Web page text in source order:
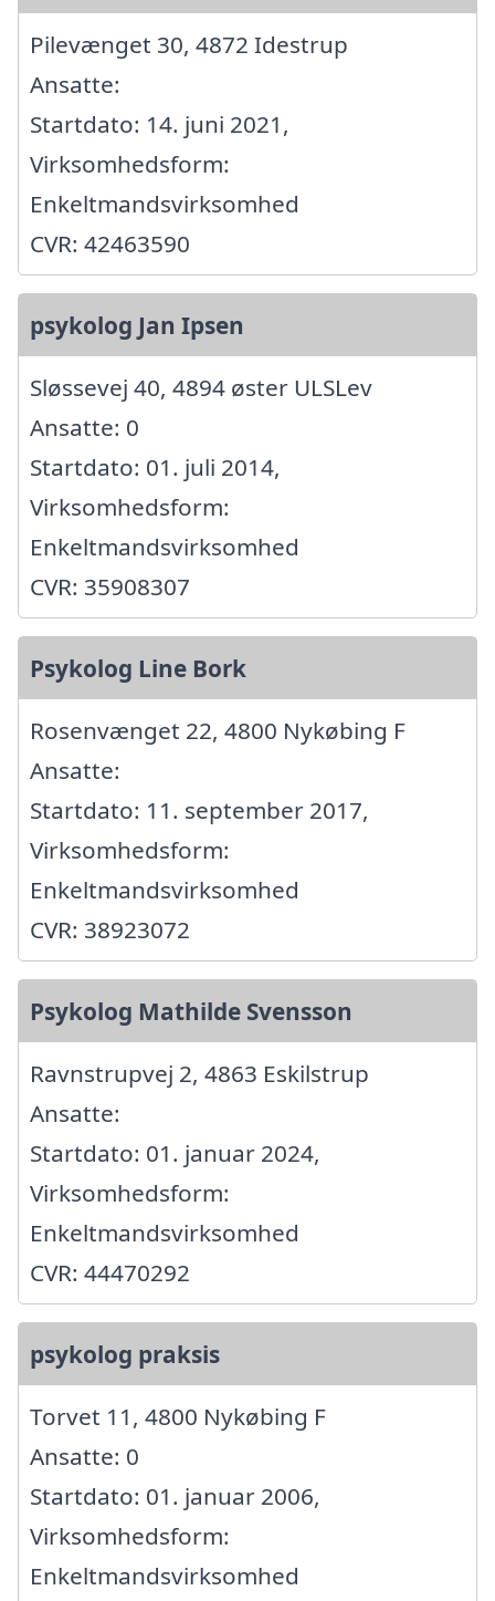
Pilevænget 30, 4872 Idestrup
Ansatte:
Startdato: 14. juni 2021,
Virksomhedsform:
Enkeltmandsvirksomhed
CVR: 42463590
psykolog Jan Ipsen
Sløssevej 40, 4894 øster ULSLev
Ansatte: 0
Startdato: 01. juli 2014,
Virksomhedsform:
Enkeltmandsvirksomhed
CVR: 35908307
Psykolog Line Bork
Rosenvænget 22, 4800 Nykøbing F
Ansatte:
Startdato: 11. september 2017,
Virksomhedsform:
Enkeltmandsvirksomhed
CVR: 38923072
Psykolog Mathilde Svensson
Ravnstrupvej 2, 4863 Eskilstrup
Ansatte:
Startdato: 01. januar 2024,
Virksomhedsform:
Enkeltmandsvirksomhed
CVR: 44470292
psykolog praksis
Torvet 11, 4800 Nykøbing F
Ansatte: 0
Startdato: 01. januar 2006,
Virksomhedsform:
Enkeltmandsvirksomhed